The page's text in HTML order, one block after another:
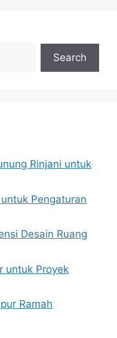
Search
Rinjani untuk
Pengaturan
Desain Ruang
untuk Proyek
Ramah